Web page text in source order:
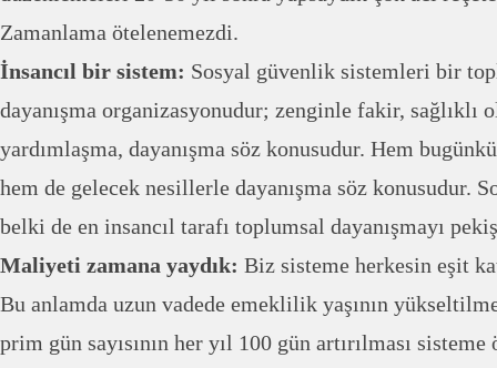
Zamanlama ötelenemezdi.
İnsancıl bir sistem: Sosyal güvenlik sistemleri bir
dayanışma organizasyonudur; zenginle fakir, sağlıklı
yardımlaşma, dayanışma söz konusudur. Hem
hem de gelecek nesillerle dayanışma söz konusudur.
belki de en insancıl tarafı toplumsal dayanışmayı
Maliyeti zamana yaydık: Biz sisteme herkesin eşit
Bu anlamda uzun vadede emeklilik yaşının
prim gün sayısının her yıl 100 gün artırılması